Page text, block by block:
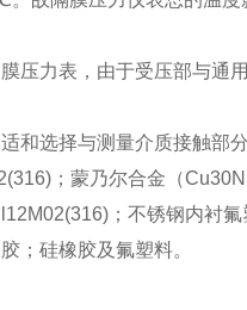
压力表，由于受压部与通
和选择与测量介质接触部
；蒙乃尔合金（
；不锈钢内衬氟
；硅橡胶及氟塑料。